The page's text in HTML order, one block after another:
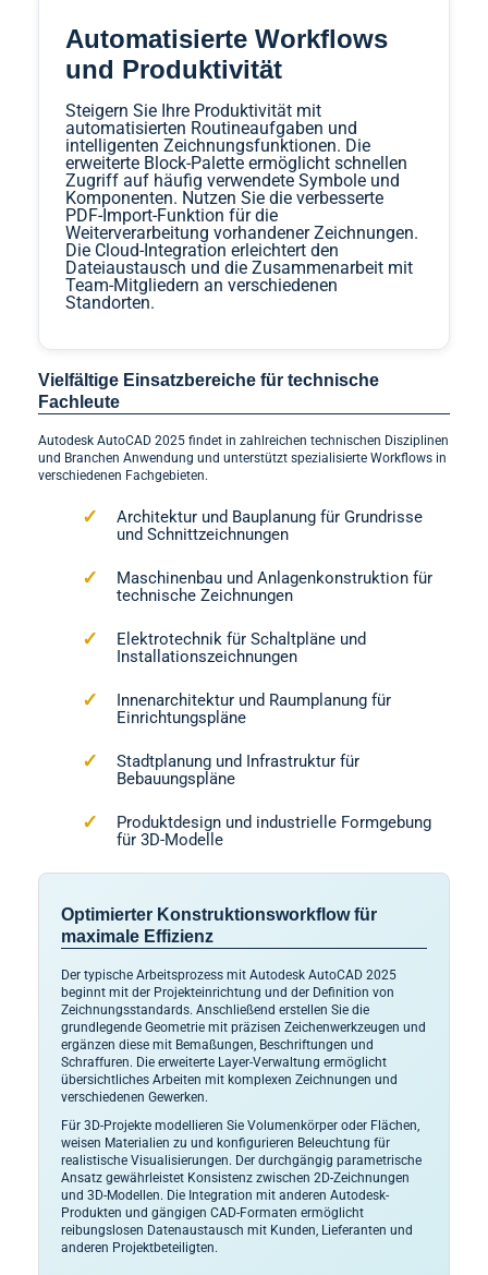
Automatisierte Workflows
und Produktivität
Steigern Sie Ihre Produktivität mit
automatisierten Routineaufgaben und
intelligenten Zeichnungsfunktionen. Die
erweiterte Block-Palette ermöglicht schnellen
Zugriff auf häufig verwendete Symbole und
Komponenten. Nutzen Sie die verbesserte
PDF-Import-Funktion für die
Weiterverarbeitung vorhandener Zeichnungen.
Die Cloud-Integration erleichtert den
Dateiaustausch und die Zusammenarbeit mit
Team-Mitgliedern an verschiedenen
Standorten.
Vielfältige Einsatzbereiche für technische
Fachleute
Autodesk AutoCAD 2025 findet in zahlreichen technischen Disziplinen
und Branchen Anwendung und unterstützt spezialisierte Workflows in
verschiedenen Fachgebieten.
Architektur und Bauplanung für Grundrisse
und Schnittzeichnungen
Maschinenbau und Anlagenkonstruktion für
technische Zeichnungen
Elektrotechnik für Schaltpläne und
Installationszeichnungen
Innenarchitektur und Raumplanung für
Einrichtungspläne
Stadtplanung und Infrastruktur für
Bebauungspläne
Produktdesign und industrielle Formgebung
für 3D-Modelle
Optimierter Konstruktionsworkflow für
maximale Effizienz
Der typische Arbeitsprozess mit Autodesk AutoCAD 2025
beginnt mit der Projekteinrichtung und der Definition von
Zeichnungsstandards. Anschließend erstellen Sie die
grundlegende Geometrie mit präzisen Zeichenwerkzeugen und
ergänzen diese mit Bemaßungen, Beschriftungen und
Schraffuren. Die erweiterte Layer-Verwaltung ermöglicht
übersichtliches Arbeiten mit komplexen Zeichnungen und
verschiedenen Gewerken.
Für 3D-Projekte modellieren Sie Volumenkörper oder Flächen,
weisen Materialien zu und konfigurieren Beleuchtung für
realistische Visualisierungen. Der durchgängig parametrische
Ansatz gewährleistet Konsistenz zwischen 2D-Zeichnungen
und 3D-Modellen. Die Integration mit anderen Autodesk-
Produkten und gängigen CAD-Formaten ermöglicht
reibungslosen Datenaustausch mit Kunden, Lieferanten und
anderen Projektbeteiligten.